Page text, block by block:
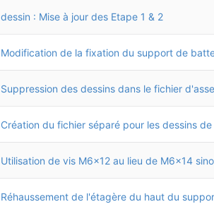
dessin : Mise à jour des Etape 1 & 2